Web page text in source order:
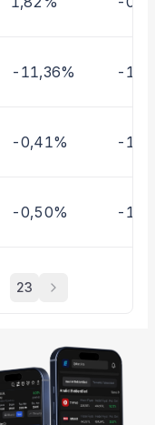
-11,36% -
-0,41% -
-0,50% -
23